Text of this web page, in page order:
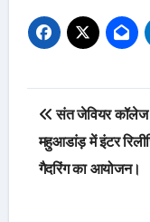
Post
संत जेवियर कॉलेज
महुआडांड़ में इंटर
गैदरिंग का आयोजन।